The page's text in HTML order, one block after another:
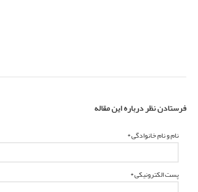
فرستادن نظر درباره این مقاله
نام و نام خانوادگی *
پست الکترونیکی *